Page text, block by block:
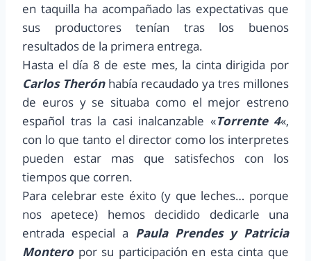
en taquilla ha acompañado las expectativas que
sus productores tenían tras los buenos
resultados de la primera entrega.
Hasta el día 8 de este mes, la cinta dirigida por
Carlos Therónhabía recaudado ya tres millones
de euros y se situaba como el mejor estreno
español tras la casi inalcanzable «Torrente 4«,
con lo que tanto el director como los interpretes
pueden estar mas que satisfechos con los
tiempos que corren.
Para celebrar este éxito (y que leches… porque
nos apetece) hemos decidido dedicarle una
entrada especial a Paula Prendes y Patricia
Montero por su participación en esta cinta que